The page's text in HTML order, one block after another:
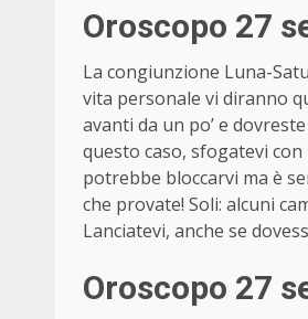
Oroscopo 27
La congiunzione Luna-
vita personale vi diranno
avanti da un po’ e
questo caso, sfogatevi con
potrebbe bloccarvi ma è
che provate! Soli: alcuni
Lanciatevi, anche se
Oroscopo 27